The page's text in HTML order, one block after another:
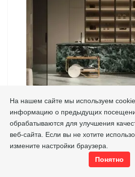
MAGMA/МАГМА
Italon
На нашем сайте мы используем
информацию о предыдущих
обрабатываются для улучшения
веб-сайта. Если вы не хотите
измените настройки браузера.
Понятно